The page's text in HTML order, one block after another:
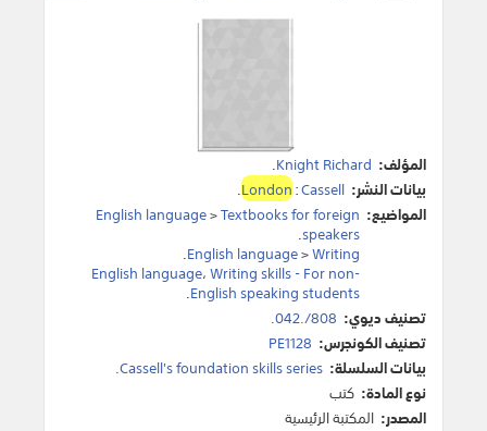
المؤلف: Knight Richard
.
بيانات النشر:
London:Cassell
.
المواضيع:
English language>Textbooks for foreign
speakers
.
English language>Writing
.
English language،Writing skills - For non-
English speaking students
.
تصنيف ديوي: 808/.042.
تصنيف الكونجرس: PE1128
بيانات السلسلة: Cassell's foundation skills series.
نوع المادة: كتب
المصدر: المكتبة الرئيسية